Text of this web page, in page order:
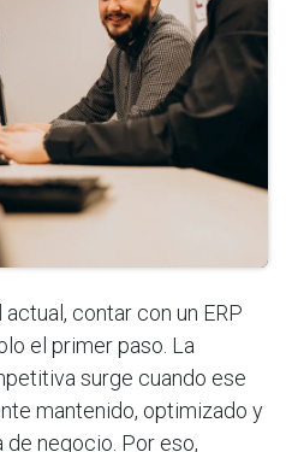
contar con un ERP
el primer paso. La
surge cuando ese
mantenido, optimizado y
negocio. Por eso,